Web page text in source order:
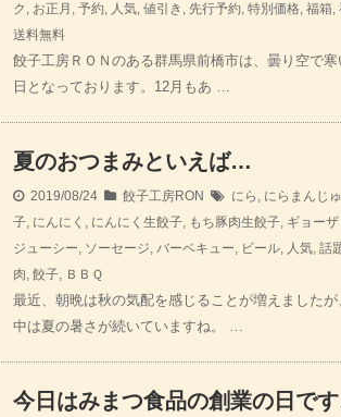
ク , お正月 , 予約, 人気, 値引き , 先行予約, 特別価格, 福箱,
送料無料
餃子工房ＲＯＮのある群馬県前橋市は、曇り空で寒
日となっております。12月もあ …
夏のおつまみといえば…
2019/08/24 餃子工房RON にら , にらまんじ
子, にんにく , にんにく生餃子, もち豚肉生餃子, ギョー
ジューシー, ソーセージ, バーベキュー, ビール, 人気, 話
肉, 餃子, ＢＢＱ
最近、朝晩は秋の気配を感じることが増えましたが
中は夏の暑さが続いていますね。 …
今日はみまつ食品の創業の日です